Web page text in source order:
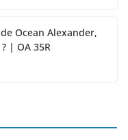
Ocean Alexander,
| OA 35R